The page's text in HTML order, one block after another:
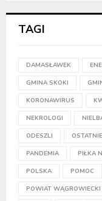
TAGI
DAMASŁAWEK
GMINA SKOKI
KORONAWIRUS
NEKROLOGI
ODESZLI
PANDEMIA PIŁKA
POLSKA POMOC
POWIAT WĄGROWIECKI